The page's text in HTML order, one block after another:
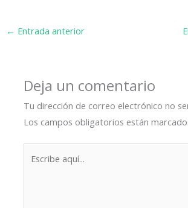
← Entrada anterior
Deja un comentario
Tu dirección de correo electrónico no
Los campos obligatorios están